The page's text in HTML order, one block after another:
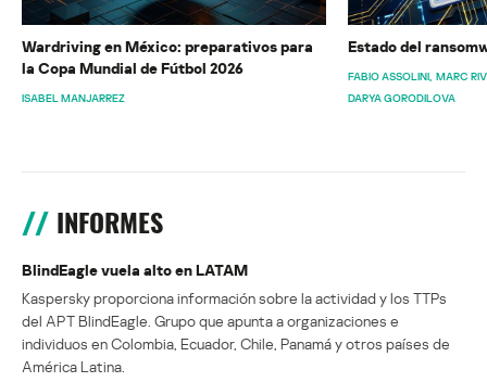
Wardriving en México: preparativos para
la Copa Mundial de Fútbol 2026
ISABEL MANJARREZ
Estado del
FABIO ASSOLINI MARC
DARYA GORODILOVA
INFORMES
BlindEagle vuela alto en LATAM
Kaspersky proporciona información sobre la actividad y los TTPs
del APT BlindEagle. Grupo que apunta a organizaciones e
individuos en Colombia, Ecuador, Chile, Panamá y otros países de
América Latina.